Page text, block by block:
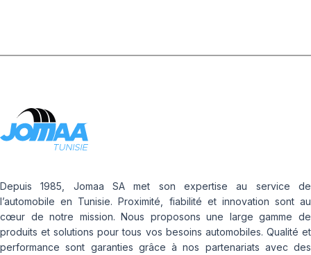
Depuis 1985, Jomaa SA met son expertise au service de
l’automobile en Tunisie. Proximité, fiabilité et innovation sont au
cœur de notre mission. Nous proposons une large gamme de
produits et solutions pour tous vos besoins automobiles. Qualité et
performance sont garanties grâce à nos partenariats avec des